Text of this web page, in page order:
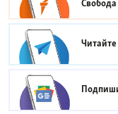
Свобода